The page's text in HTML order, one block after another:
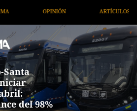
ARTÍCULOS
Santa
del 98%